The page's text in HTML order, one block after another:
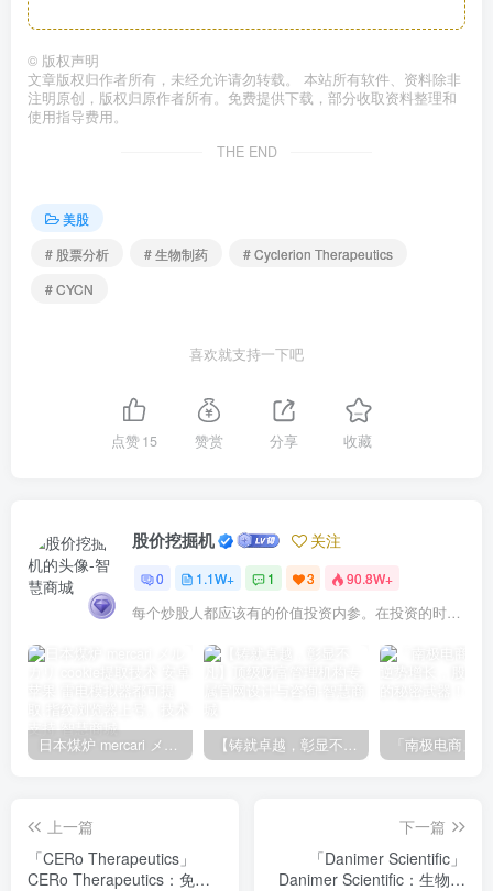
© 版权声明
文章版权归作者所有，未经允许请勿转载。 本站所有软件、资料除非
注明原创，版权归原作者所有。免费提供下载，部分收取资料整理和
使用指导费用。
THE END
美股
# 股票分析
# 生物制药
# Cyclerion Therapeutics
# CYCN
喜欢就支持一下吧
点赞15 赞赏 分享 收藏
股价挖掘机 关注
0 1.1W+ 1 3 90.8W+
每个炒股人都应该有的价值投资内参。在投资的时候，我们把自己看成是企业分析师——而不是市场分析师，也不是宏观经济分析师，更不是证券分析师。
上一篇
「CERo Therapeutics」
CERo Therapeutics：免疫
下一篇
「Danimer Scientific」
Danimer Scientific：生物塑